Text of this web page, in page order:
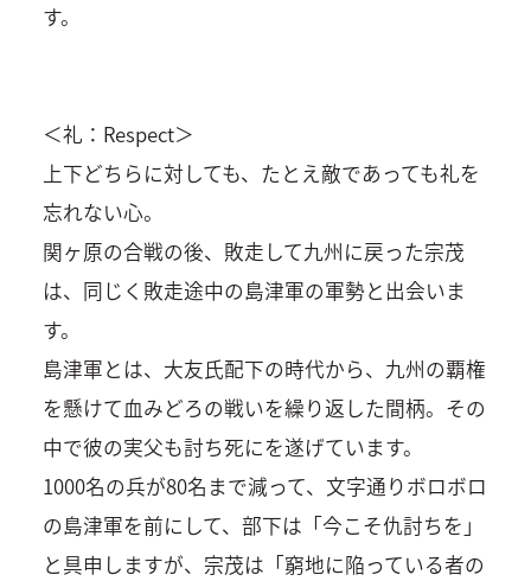
す。
＜礼：Respect＞
上下どちらに対しても、たとえ敵であっても礼を
忘れない心。
関ヶ原の合戦の後、敗走して九州に戻った宗茂
は、同じく敗走途中の島津軍の軍勢と出会いま
す。
島津軍とは、大友氏配下の時代から、九州の覇権
を懸けて血みどろの戦いを繰り返した間柄。その
中で彼の実父も討ち死にを遂げています。
1000名の兵が80名まで減って、文字通りボロボロ
の島津軍を前にして、部下は「今こそ仇討ちを」
と具申しますが、宗茂は「窮地に陥っている者の